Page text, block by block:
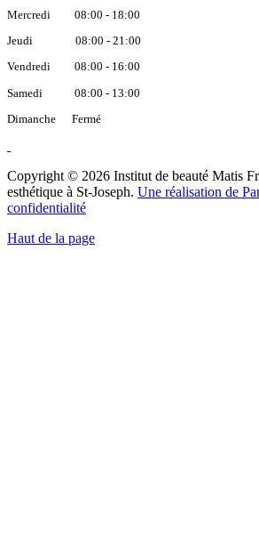
Mercredi 08:00 - 18:00
Jeudi 08:00 - 21:00
Vendredi 08:00 - 16:00
Samedi 08:00 - 13:00
Dimanche Fermé
Copyright © 2026 Institut de beauté Matis
esthétique à St-Joseph. Une réalisation de
confidentialité
Haut de la page